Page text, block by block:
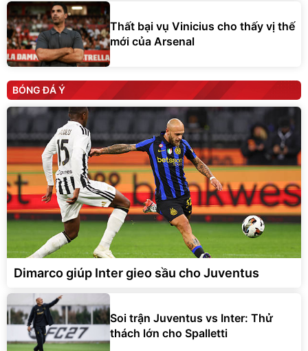
Thất bại vụ Vinicius cho thấy vị thế
mới của Arsenal
BÓNG ĐÁ Ý
Dimarco giúp Inter gieo sầu cho Juventus
Soi trận Juventus vs Inter: Thử
thách lớn cho Spalletti